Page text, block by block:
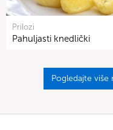
Prilozi
Pahuljasti knedlički
Pogledajte više